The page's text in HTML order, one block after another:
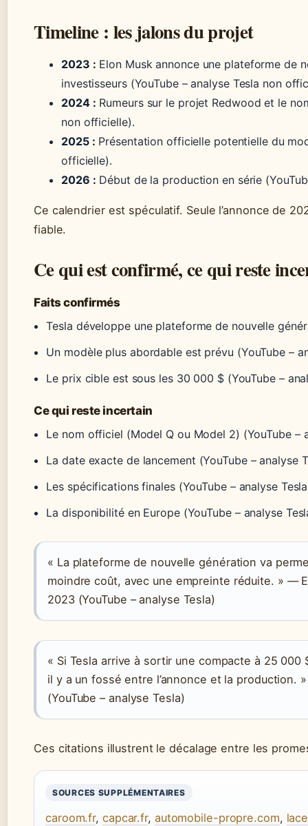
Timeline : les jalons du projet
2023 : Elon Musk annonce une plateforme de
investisseurs (YouTube – analyse Tesla non
2024 : Rumeurs sur le projet Redwood et le
non officielle).
2025 : Présentation officielle potentielle du
officielle).
2026 : Début de la production en série
Ce calendrier est spéculatif. Seule l’annonce de
fiable.
Ce qui est confirmé, ce qui reste
Faits confirmés
Tesla développe une plateforme de nouvelle
Un modèle plus abordable est prévu (YouTube –
Le prix cible est sous les 30 000 $ (YouTube –
Ce qui reste incertain
Le nom officiel (Model Q ou Model 2) (YouTube –
La date exacte de lancement (YouTube – analyse
Les spécifications finales (YouTube – analyse
La disponibilité en Europe (YouTube – analyse
« La plateforme de nouvelle génération va
moindre coût, avec une empreinte réduite. » —
2023 (YouTube – analyse Tesla)
« Si Tesla arrive à sortir une compacte à 25
il y a un fossé entre l’annonce et la production.
(YouTube – analyse Tesla)
Ces citations illustrent le décalage entre les
SOURCES SUPPLÉMENTAIRES
caroom.fr, capcar.fr, automobile-propre.com,